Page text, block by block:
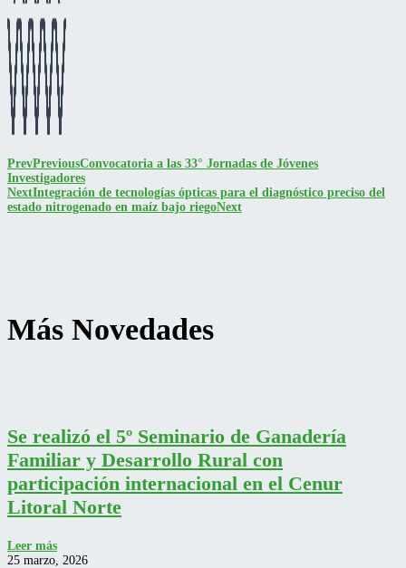
PrevPreviousConvocatoria a las 33° Jornadas de Jóvenes
Investigadores
NextIntegración de tecnologías ópticas para el diagnóstico preciso del
estado nitrogenado en maíz bajo riegoNext
Más Novedades
Se realizó el 5º Seminario de Ganadería
Familiar y Desarrollo Rural con
participación internacional en el Cenur
Litoral Norte
Leer más
25 marzo, 2026